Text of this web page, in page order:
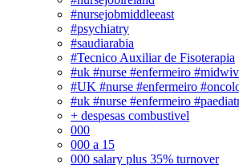
#nursejobmiddleeast
#psychiatry
#saudiarabia
#Tecnico Auxiliar de Fisoterapia
#uk #nurse #enfermeiro
#UK #nurse #enfermeiro
#uk #nurse #enfermeiro
+ despesas combustivel
000
000 a 15
000 salary plus 35% turnover